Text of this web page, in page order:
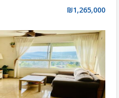
₪1,265,000